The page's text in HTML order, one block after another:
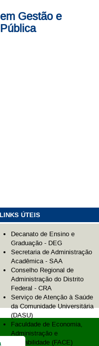
Gestão e
LINKS ÚTEIS
Decanato de Ensino e
Graduação - DEG
Secretaria de Administração
Acadêmica - SAA
Conselho Regional de
Administração do Distrito
Federal - CRA
Serviço de Atenção à Saúde
da Comunidade Universitária
(DASU)
Faculdade de Economia,
Administração e
Contabilidade (FACE)